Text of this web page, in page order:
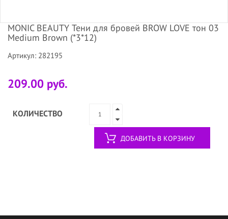
MONIC BEAUTY Тени для бровей BROW LOVE тон 03
Medium Brown (*3*12)
Артикул: 282195
209.00 руб.
КОЛИЧЕСТВО
ДОБАВИТЬ В КОРЗИНУ